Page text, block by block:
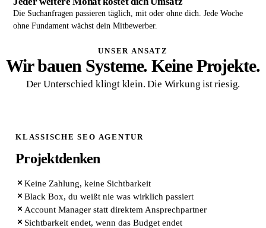
Die Suchanfragen passieren täglich, mit oder ohne dich. Jede Woche
ohne Fundament wächst dein Mitbewerber.
UNSER ANSATZ
Wir bauen Systeme. Keine Projekte.
Der Unterschied klingt klein. Die Wirkung ist riesig.
KLASSISCHE SEO AGENTUR
Projektdenken
Keine Zahlung, keine Sichtbarkeit
Black Box, du weißt nie was wirklich passiert
Account Manager statt direktem Ansprechpartner
Sichtbarkeit endet, wenn das Budget endet